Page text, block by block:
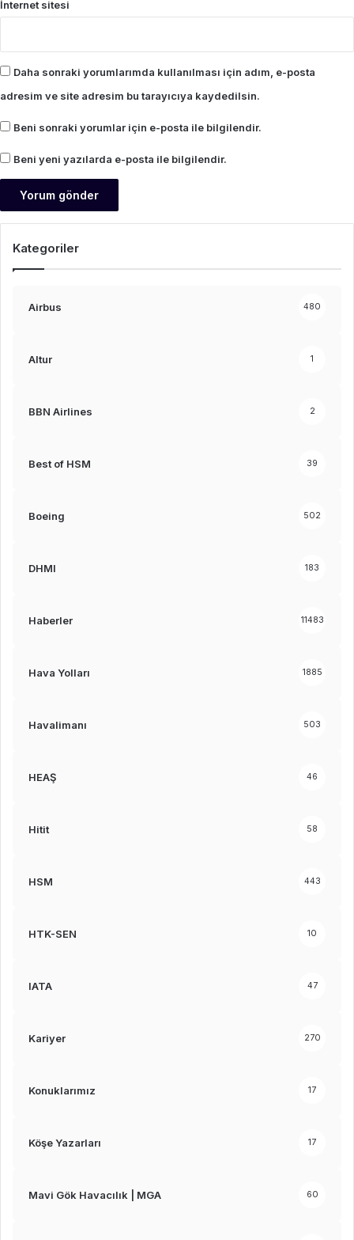
İnternet sitesi
Daha sonraki yorumlarımda kullanılması için adım, e-posta
adresim ve site adresim bu tarayıcıya kaydedilsin.
Beni sonraki yorumlar için e-posta ile bilgilendir.
Beni yeni yazılarda e-posta ile bilgilendir.
Kategoriler
Airbus 480
Altur 1
BBN Airlines 2
Best of HSM 39
Boeing 502
DHMI 183
Haberler 11483
Hava Yolları 1885
Havalimanı 503
HEAŞ 46
Hitit 58
HSM 443
HTK-SEN 10
IATA 47
Kariyer 270
Konuklarımız 17
Köşe Yazarları 17
Mavi Gök Havacılık | MGA 60